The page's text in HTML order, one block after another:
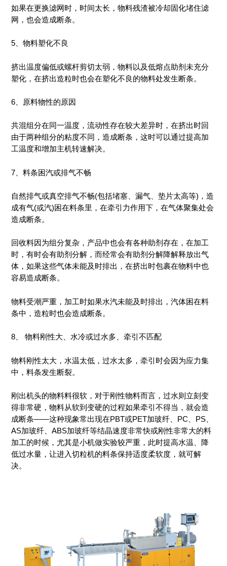
如果在更换滤网时，时间太长，物料残渣被冷却固化堵住滤
网，也会造成断条。
5、物料塑化不良
挤出温度偏低或螺杆剪切太弱，物料以及低熔点助剂未充分
塑化，在挤出造粒时也会在塑化不良的物料处发生断条。
6、原料物性的原因
共混组分在同一温度，流动性存在较大差异时，在挤出时回
由于两种组分的粘度不同，造成断条，这时可以通过提高加
工温度和增加主机转速解决。
7、料条困汽或排气不畅
自然排气或真空排气不畅(包括堵塞、漏气、垫片太高等)，造
成有气(或汽)困在料条里，在牵引力作用下，在气体聚集处会
造成断条。
回收料因为组分复杂，产品中也会有各种助剂存在，在加工
时，有时会有助剂分解，而经常会有助剂分解降解释放出气
体，如果这些气体未能及时排出，在挤出时包裹在物料中也
容易造成断条。
物料受潮严重，加工时如果水汽未能及时排出，汽体困在料
条中，造粒时也会造成断条。
8、 物料刚性大、水冷或过水多、牵引不匹配
物料刚性太大，水温太低，过水太多，牵引时会因为应力集
中，料条发生断裂。
刚出机头的物料料很软，对于刚性物料而言，过水则立刻变
得非常硬，物料从软到变硬的过程如果牵引不得当，就会造
成断条——这种现象常出现在PBT或PET加玻纤、PC、PS、
AS加玻纤、ABS加玻纤等结晶速度非常快或刚性非常大的料
加工的时候，尤其是小机做实验较严重，此时提高水温、降
低过水量，让进入切粒机的料条保持适度柔软度，就可解
决。